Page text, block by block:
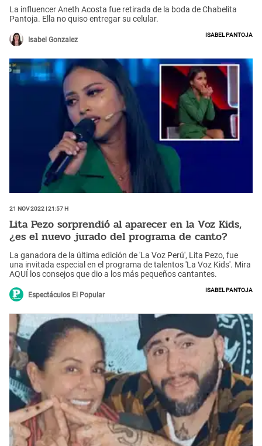
La influencer Aneth Acosta fue retirada de la boda de Chabelita
Pantoja. Ella no quiso entregar su celular.
Isabel Gonzalez
Isabel Pantoja
21 Nov 2022 | 21:57 h
Lita Pezo sorprendió al aparecer en la Voz Kids,
¿es el nuevo jurado del programa de canto?
La ganadora de la última edición de 'La Voz Perú', Lita Pezo, fue
una invitada especial en el programa de talentos 'La Voz Kids'. Mira
AQUÍ los consejos que dio a los más pequeños cantantes.
Espectáculos El Popular
Isabel Pantoja